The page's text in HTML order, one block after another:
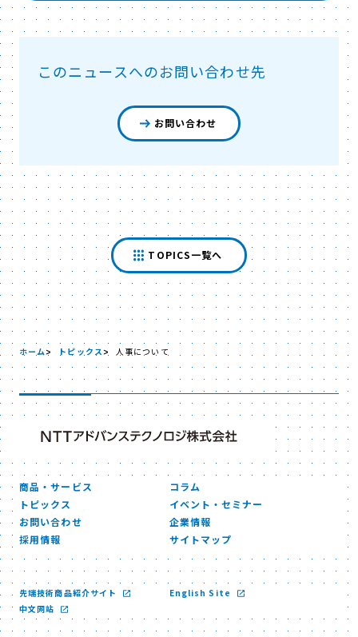
このニュースへのお問い合わせ先
お問い合わせ
TOPICS一覧へ
ホーム トピックス 人事について
商品・サービス
コラム
トピックス
イベント・セミナー
お問い合わせ
企業情報
採用情報
サイトマップ
先端技術商品紹介サイト
English Site
中文网站